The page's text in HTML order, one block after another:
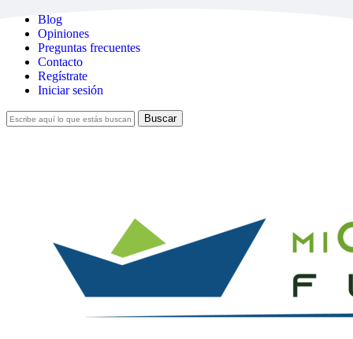
Skip
main
content
Blog
Opiniones
Preguntas frecuentes
Contacto
Regístrate
Iniciar sesión
Buscar